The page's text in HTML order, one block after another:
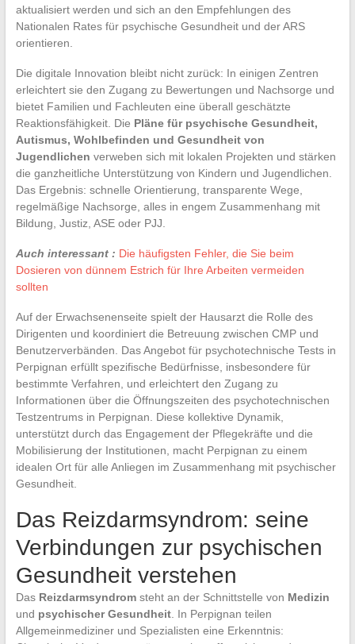
aktualisiert werden und sich an den Empfehlungen des
Nationalen Rates für psychische Gesundheit und der ARS
orientieren.
Die digitale Innovation bleibt nicht zurück: In einigen Zentren
erleichtert sie den Zugang zu Bewertungen und Nachsorge und
bietet Familien und Fachleuten eine überall geschätzte
Reaktionsfähigkeit. Die Pläne für psychische Gesundheit,
Autismus, Wohlbefinden und Gesundheit von
Jugendlichen verweben sich mit lokalen Projekten und stärken
die ganzheitliche Unterstützung von Kindern und Jugendlichen.
Das Ergebnis: schnelle Orientierung, transparente Wege,
regelmäßige Nachsorge, alles in engem Zusammenhang mit
Bildung, Justiz, ASE oder PJJ.
Auch interessant : Die häufigsten Fehler, die Sie beim
Dosieren von dünnem Estrich für Ihre Arbeiten vermeiden
sollten
Auf der Erwachsenenseite spielt der Hausarzt die Rolle des
Dirigenten und koordiniert die Betreuung zwischen CMP und
Benutzerverbänden. Das Angebot für psychotechnische Tests in
Perpignan erfüllt spezifische Bedürfnisse, insbesondere für
bestimmte Verfahren, und erleichtert den Zugang zu
Informationen über die Öffnungszeiten des psychotechnischen
Testzentrums in Perpignan. Diese kollektive Dynamik,
unterstützt durch das Engagement der Pflegekräfte und die
Mobilisierung der Institutionen, macht Perpignan zu einem
idealen Ort für alle Anliegen im Zusammenhang mit psychischer
Gesundheit.
Das Reizdarmsyndrom: seine
Verbindungen zur psychischen
Gesundheit verstehen
Das Reizdarmsyndromsteht an der Schnittstelle von Medizin
und psychischer Gesundheit. In Perpignan teilen
Allgemeinmediziner und Spezialisten eine Erkenntnis: